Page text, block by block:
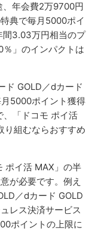
、年会費2万9700円
典で毎月5000ポイ
間3.03万円相当のプ
」のインパクトは
ド GOLD／dカード
5000ポイント獲得
「ドコモ ポイ活
り組むならおすすめ
ポイ活 MAX」の半
が必要です。例え
／dカード GOLD
レス決済サービス
ポイントの上限に